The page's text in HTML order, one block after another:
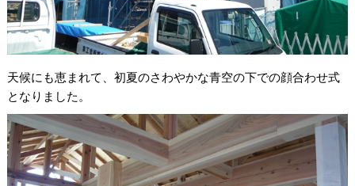
天候にも恵まれて、初夏のさわやかな青空の下での顔合わせ式
となりました。